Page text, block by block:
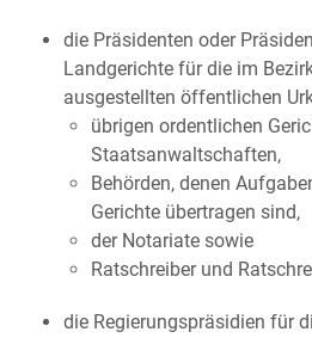
die Präsidenten oder
Landgerichte für die im
ausgestellten öffentlichen
übrigen ordentlichen
Staatsanwaltschaften,
Behörden, denen
Gerichte übertragen sind,
der Notariate sowie
Ratschreiber und
die Regierungspräsidien für